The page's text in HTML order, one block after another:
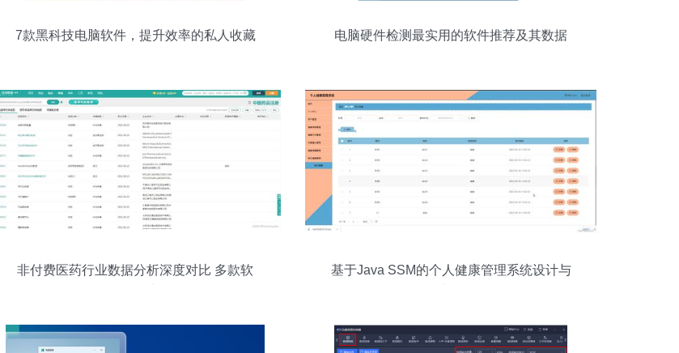
7款黑科技电脑软件，提升效率的私人收藏
电脑硬件检测最实用的软件推荐及其数据
非付费医药行业数据分析深度对比 多款软
基于Java SSM的个人健康管理系统设计与